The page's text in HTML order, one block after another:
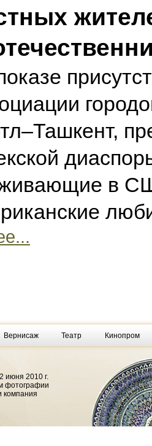
в
Вернисаж Театр Кинопром
июня 2010 г.
фотографии
компания